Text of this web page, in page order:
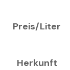
Preis/Liter
Herkunft